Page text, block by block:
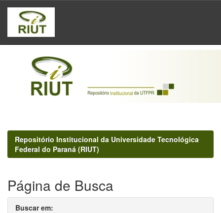
Skip
navigation
Repositório Institucional da Universidade Tecnológica
Federal do Paraná (RIUT)
Página de Busca
Buscar em: